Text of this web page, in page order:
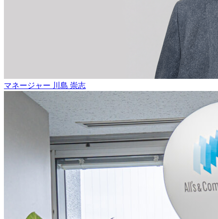
マネージャー 川島 崇志